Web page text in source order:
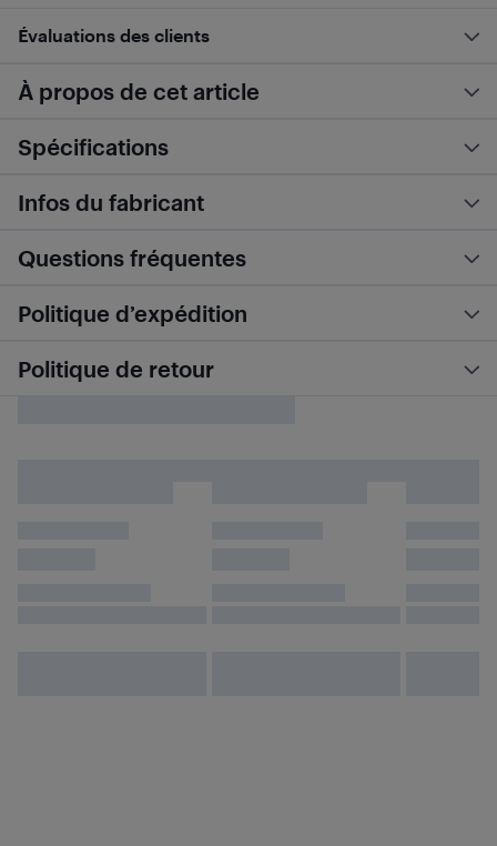
Évaluations des clients
À propos de cet article
Spécifications
Infos du fabricant
Questions fréquentes
Politique d’expédition
Politique de retour